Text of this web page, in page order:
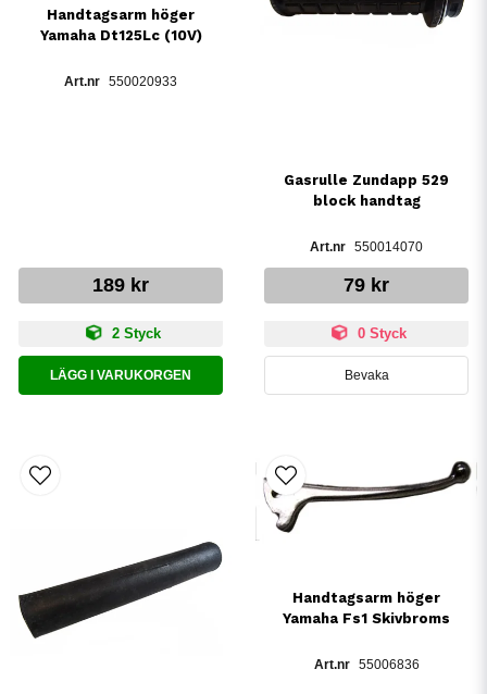
Handtagsarm höger
Yamaha Dt125Lc (10V)
550020933
189 kr
2 Styck
LÄGG I VARUKORGEN
Gasrulle Zundapp 529
block handtag
550014070
79 kr
0 Styck
Bevaka
Handtagsarm höger
Yamaha Fs1 Skivbroms
55006836